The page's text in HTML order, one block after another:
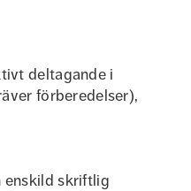
deltagande i
förberedelser),
enskild skriftlig